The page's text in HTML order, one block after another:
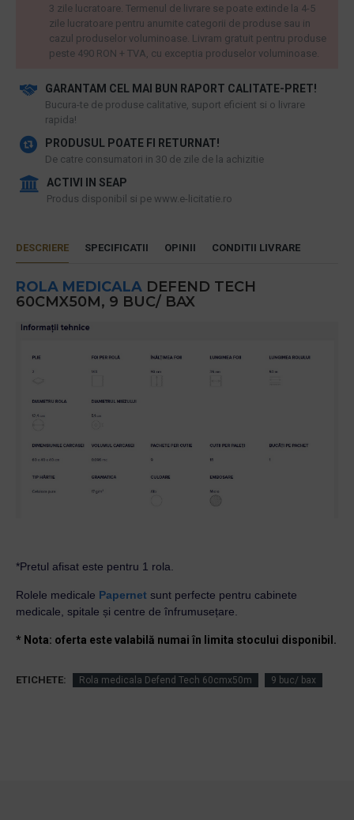
GARANTAM CEL MAI BUN RAPORT CALITATE-PRET!
​Bucura-te de produse calitative, suport eficient si o livrare
rapida!
PRODUSUL POATE FI RETURNAT!
De catre consumatori in 30 de zile de la achizitie
ACTIVI IN SEAP
Produs disponibil si pe www.e-licitatie.ro
3 zile lucratoare. Termenul de livrare se poate extinde la 4-5
zile lucratoare pentru anumite categorii de produse sau in
cazul produselor voluminoase. Livram gratuit pentru produse
peste 490 RON + TVA, cu exceptia produselor voluminoase.
DESCRIERE SPECIFICATII OPINII CONDITII LIVRARE
ROLA MEDICALA DEFEND TECH
60CMX50M, 9 BUC/ BAX
*Pretul afisat este pentru 1 rola.
Rolele medicale Papernet sunt perfecte pentru cabinete
medicale, spitale și centre de înfrumusețare.
* Nota: oferta este valabilă numai în limita stocului disponibil.
ETICHETE: Rola medicala Defend Tech 60cmx50m 9 buc/ bax